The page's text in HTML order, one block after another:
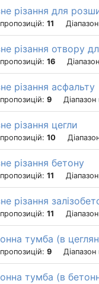
різання для
11 Діапазон
різання отвору
16
різання асфальту
9 Діапазон
різання цегли
10
різання бетону
11 Діапазон
різання
11 Діапазон
тумба (в
9 Діапазон
тумба (в